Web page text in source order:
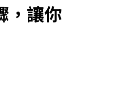
，讓你